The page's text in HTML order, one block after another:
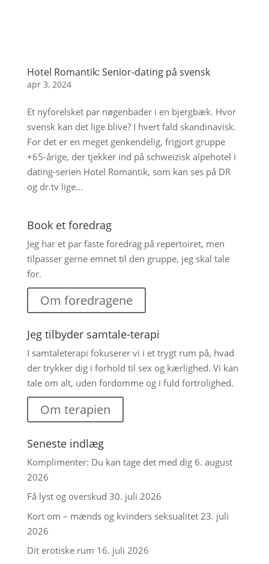
Hotel Romantik: Senior-dating på svensk
apr 3, 2024
Et nyforelsket par nøgenbader i en bjergbæk. Hvor
svensk kan det lige blive? I hvert fald skandinavisk.
For det er en meget genkendelig, frigjort gruppe
+65-årige, der tjekker ind på schweizisk alpehotel i
dating-serien Hotel Romantik, som kan ses på DR
og dr.tv lige...
Book et foredrag
Jeg har et par faste foredrag på repertoiret, men
tilpasser gerne emnet til den gruppe, jeg skal tale
for.
Om foredragene
Jeg tilbyder samtale-terapi
I samtaleterapi fokuserer vi i et trygt rum på, hvad
der trykker dig i forhold til sex og kærlighed. Vi kan
tale om alt, uden fordomme og i fuld fortrolighed.
Om terapien
Seneste indlæg
Komplimenter: Du kan tage det med dig 6. august
2026
Få lyst og overskud 30. juli 2026
Kort om – mænds og kvinders seksualitet 23. juli
2026
Dit erotiske rum 16. juli 2026